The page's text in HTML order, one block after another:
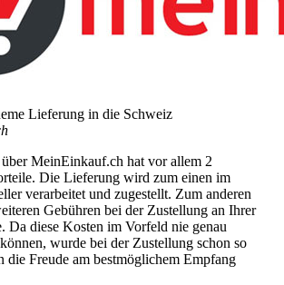
Lieferung in die Schweiz
MeinEinkauf.ch hat vor allem 2
Die Lieferung wird zum einen im
verarbeitet und zugestellt. Zum anderen
Gebühren bei der Zustellung an Ihrer
Da diese Kosten im Vorfeld nie genau
wurde bei der Zustellung schon so
die Freude am bestmöglichem Empfang